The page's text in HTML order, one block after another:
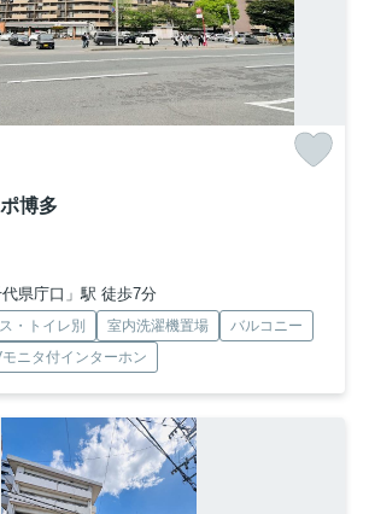
博多
県庁口」駅 徒歩7分
・トイレ別 室内洗濯機置場
バルコニー
モニタ付インターホン